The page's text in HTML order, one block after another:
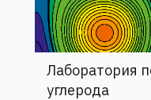
Лаборатория
углерода